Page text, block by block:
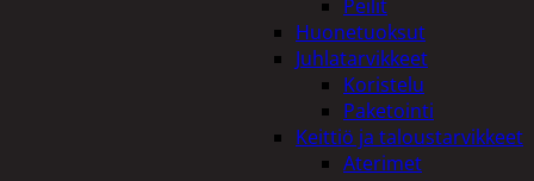
Peilit
Huonetuoksut
Juhlatarvikkeet
Koristelu
Paketointi
Keittiö ja taloustarvikkeet
Aterimet